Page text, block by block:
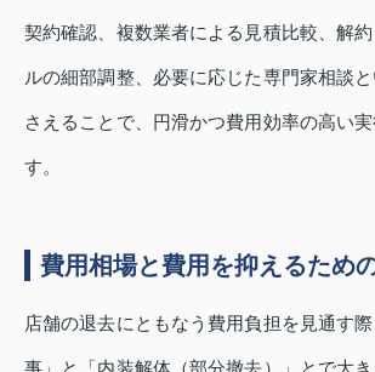
契約確認、複数業者による見積比較、解
ルの細部調整、必要に応じた専門家相談
さえることで、円滑かつ費用効率の高い
す。
費用相場と費用を抑えるため
店舗の退去にともなう費用負担を見通す
事」と「内装解体（部分撤去）」とで大き